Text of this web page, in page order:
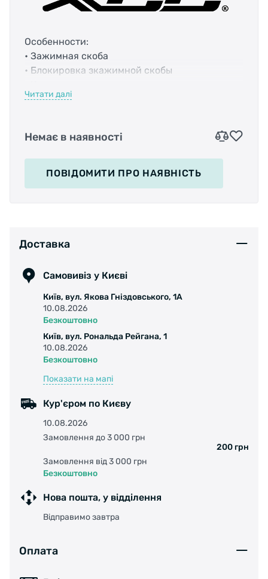
Особенности:
• Зажимная скоба
• Блокировка зкажимной скобы
• Крепление под свет
• Размер поверхности: 410 х 126 мм
Читати далі
Немає в наявності
ПОВІДОМИТИ ПРО НАЯВНІСТЬ
Доставка
Самовивіз у Києві
Київ, вул. Якова Гніздовського, 1А
10.08.2026
Безкоштовно
Київ, вул. Рональда Рейгана, 1
10.08.2026
Безкоштовно
Показати на мапі
Кур'єром по Києву
10.08.2026
Замовлення до 3 000 грн
200 грн
Замовлення від 3 000 грн
Безкоштовно
Нова пошта, у відділення
Відправимо завтра
Оплата